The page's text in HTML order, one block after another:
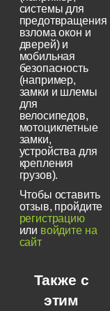
системы для
предотвращения
взлома окон и
дверей) и
мобильная
безопасность
(например,
замки и шлемы
для
велосипедов,
мотоциклетные
замки,
устройства для
крепления
грузов).
Чтобы оставить
отзыв, пройдите
регистрацию
или войдите на
сайт
Также с
этим